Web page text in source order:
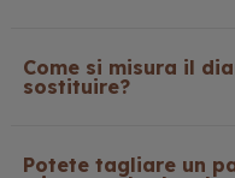
Come si misura il
sostituire?
Potete tagliare un